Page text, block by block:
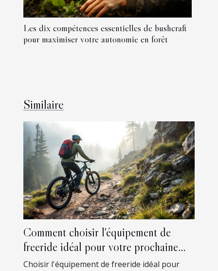
Les dix compétences essentielles de bushcraft
pour maximiser votre autonomie en forêt
Similaire
Comment choisir l'équipement de
freeride idéal pour votre prochaine
aventure ?
Choisir l'équipement de freeride idéal pour